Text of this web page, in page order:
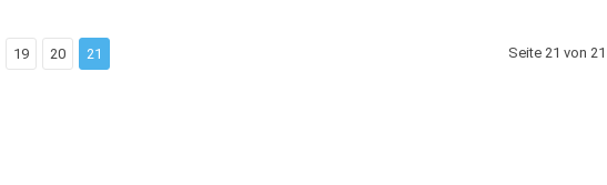
19 20 21 Seite 21 von 21